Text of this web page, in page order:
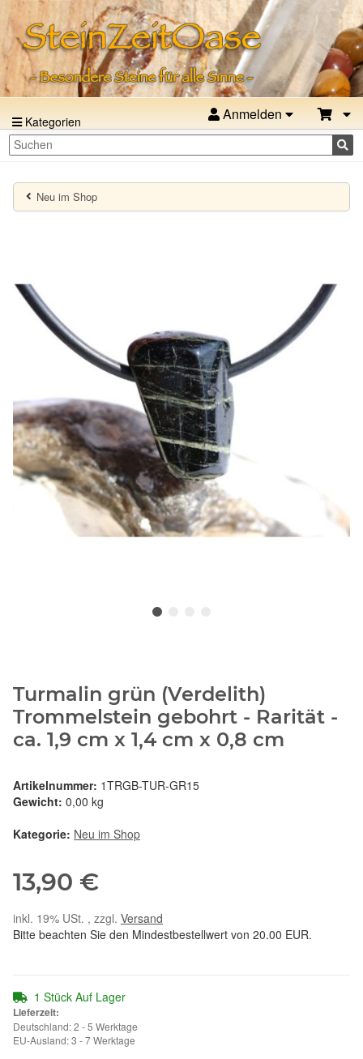
Kategorien Anmelden
Neu im Shop
Turmalin grün (Verdelith)
Trommelstein gebohrt - Rarität -
ca. 1,9 cm x 1,4 cm x 0,8 cm
Artikelnummer: 1TRGB-TUR-GR15
Gewicht: 0,00 kg
Kategorie: Neu im Shop
13,90 €
inkl. 19% USt. , zzgl. Versand
Bitte beachten Sie den Mindestbestellwert von 20.00 EUR.
1 Stück Auf Lager
Lieferzeit:
Deutschland: 2 - 5 Werktage
EU-Ausland: 3 - 7 Werktage